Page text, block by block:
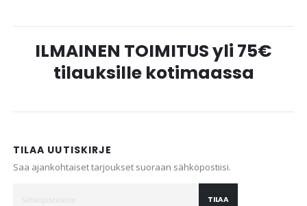
ILMAINEN TOIMITUS yli 75€
tilauksille kotimaassa
TILAA UUTISKIRJE
Saa ajankohtaiset tarjoukset suoraan sähköpostiisi.
TILAA